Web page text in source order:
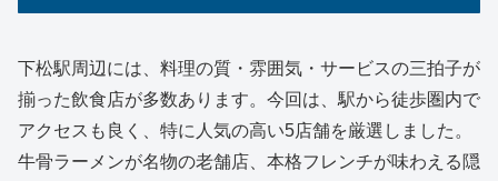
下松駅周辺には、料理の質・雰囲気・サービスの三拍子が
揃った飲食店が多数あります。今回は、駅から徒歩圏内で
アクセスも良く、特に人気の高い5店舗を厳選しました。
牛骨ラーメンが名物の老舗店、本格フレンチが味わえる隠